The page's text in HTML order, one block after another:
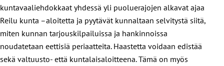
kuntavaaliehdokkaat yhdessä yli puoluerajojen alkavat ajaa
Reilu kunta –aloitetta ja pyytävät kunnaltaan selvitystä siitä,
miten kunnan tarjouskilpailuissa ja hankinnoissa
noudatetaan eettisiä periaatteita. Haastetta voidaan edistää
sekä valtuusto- että kuntalaisaloitteena. Tämä on myös